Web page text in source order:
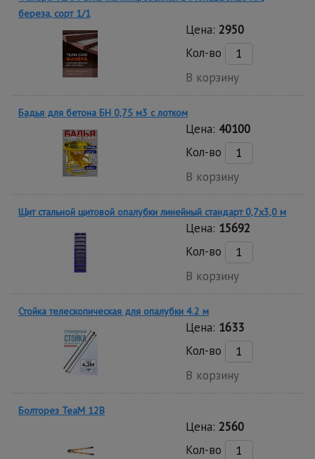
береза, сорт 1/1
Цена: 2950
Кол-во
В корзину
Бадья для бетона БН 0,75 м3 с лотком
Цена: 40100
Кол-во
В корзину
Щит стальной щитовой опалубки линейный стандарт 0,7x3,0 м
Цена: 15692
Кол-во
В корзину
Стойка телескопическая для опалубки 4.2 м
Цена: 1633
Кол-во
В корзину
Болторез TeaM 12B
Цена: 2560
Кол-во